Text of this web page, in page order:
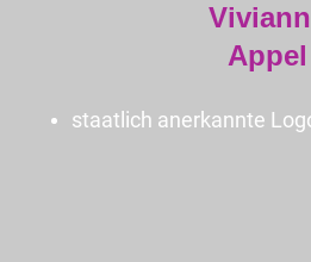
Appel
staatlich anerkannte